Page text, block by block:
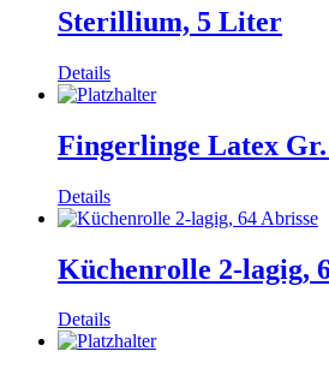
MengeSterillium, 5 Liter
Details
Fingerlinge Latex
Details
Küchenrolle 2-lagig,
Details